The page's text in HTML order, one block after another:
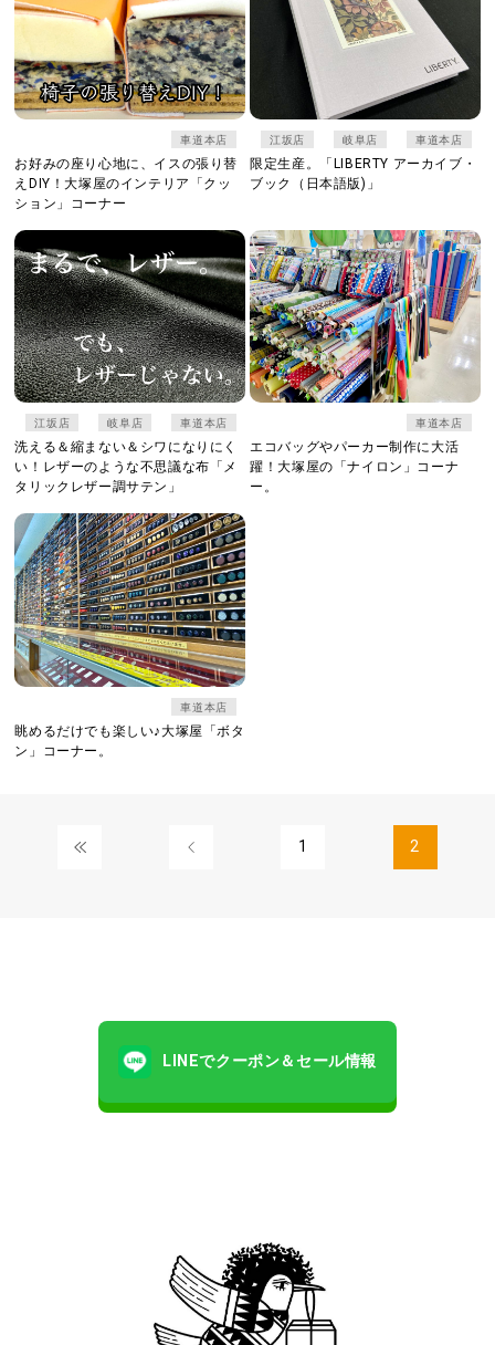
車道本店
お好みの座り心地に、イスの張り替
えDIY！大塚屋のインテリア「クッ
ション」コーナー
江坂店 岐阜店 車道本店
限定生産。「LIBERTY アーカイブ・
ブック（日本語版)」
江坂店 岐阜店 車道本店
洗える＆縮まない＆シワになりにく
い！レザーのような不思議な布「メ
タリックレザー調サテン」
車道本店
エコバッグやパーカー制作に大活
躍！大塚屋の「ナイロン」コーナ
ー。
車道本店
眺めるだけでも楽しい♪大塚屋「ボタ
ン」コーナー。
1 2
LINEでクーポン＆セール情報